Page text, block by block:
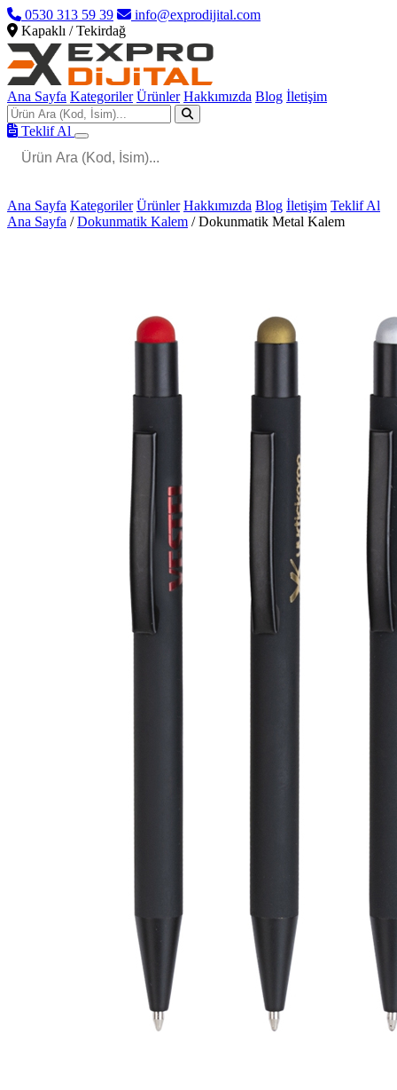
0530 313 59 39
info@exprodijital.com
Kapaklı / Tekirdağ
Ana Sayfa Kategoriler Ürünler Hakkımızda Blog İletişim
Teklif Al
Ana Sayfa Kategoriler Ürünler Hakkımızda Blog İletişim Teklif Al
Ana Sayfa / Dokunmatik Kalem / Dokunmatik Metal Kalem